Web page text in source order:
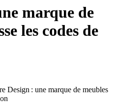
marque de
les codes de
Design : une marque de meubles